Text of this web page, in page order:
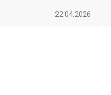
22.04.2026